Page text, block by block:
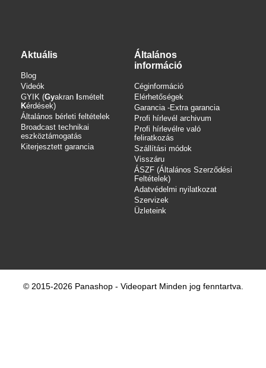
Aktuális
Blog
Videók
GYIK (Gyakran Ismételt
Kérdések)
Általános bérleti feltételek
Broadcast technikai
eszköztámogatás
Kiterjesztett garancia
Általános
információ
Céginformáció
Elérhetőségek
Garancia -Extra garancia
Profi hírlevél archivum
Profi hírlevélre való
feliratkozás
Szállítási módok
Visszáru
ÁSZF (Általános Szerződési
Feltételek)
Adatvédelmi nyilatkozat
Szervizek
Üzleteink
© 2015-2026 Panashop - Videopart Minden jog fenntartva.